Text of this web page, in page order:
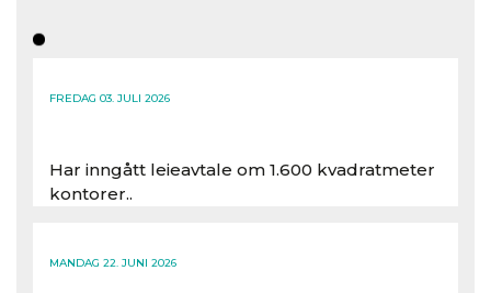
FREDAG 03. JULI 2026
Har inngått leieavtale om 1.600 kvadratmeter
kontorer..
MANDAG 22. JUNI 2026